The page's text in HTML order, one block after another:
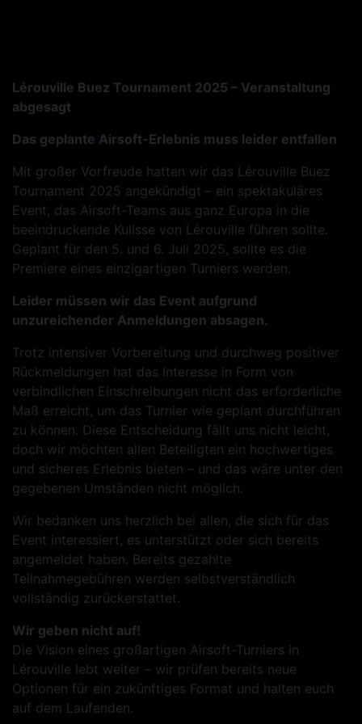
Lérouville Buez Tournament 2025 – Veranstaltung
abgesagt
Das geplante Airsoft-Erlebnis muss leider entfallen
Mit großer Vorfreude hatten wir das Lérouville Buez
Tournament 2025 angekündigt – ein spektakuläres
Event, das Airsoft-Teams aus ganz Europa in die
beeindruckende Kulisse von Lérouville führen sollte.
Geplant für den 5. und 6. Juli 2025, sollte es die
Premiere eines einzigartigen Turniers werden.
Leider müssen wir das Event aufgrund
unzureichender Anmeldungen absagen.
Trotz intensiver Vorbereitung und durchweg positiver
Rückmeldungen hat das Interesse in Form von
verbindlichen Einschreibungen nicht das erforderliche
Maß erreicht, um das Turnier wie geplant durchführen
zu können. Diese Entscheidung fällt uns nicht leicht,
doch wir möchten allen Beteiligten ein hochwertiges
und sicheres Erlebnis bieten – und das wäre unter den
gegebenen Umständen nicht möglich.
Wir bedanken uns herzlich bei allen, die sich für das
Event interessiert, es unterstützt oder sich bereits
angemeldet haben. Bereits gezahlte
Teilnahmegebühren werden selbstverständlich
vollständig zurückerstattet.
Wir geben nicht auf!
Die Vision eines großartigen Airsoft-Turniers in
Lérouville lebt weiter – wir prüfen bereits neue
Optionen für ein zukünftiges Format und halten euch
auf dem Laufenden.